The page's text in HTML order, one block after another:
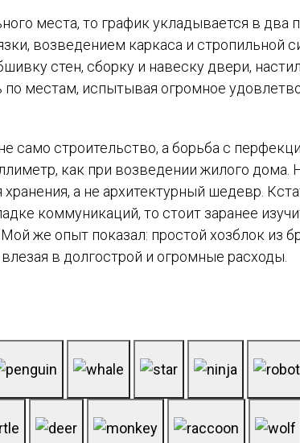
места, то график укладывается в
возведением каркаса и стропильной
стен, сборку и навеску двери,
местам, испытывая огромное
строительство, а борьба с
как при возведении жилого дома.
а не архитектурный шедевр.
коммуникаций, то стоит заранее
же опыт показал: простой хозблок из
в долгострой и огромные расходы.